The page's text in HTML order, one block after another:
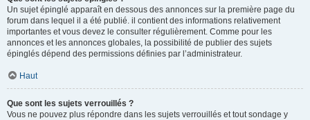
Un sujet épinglé apparaît en dessous des annonces sur la première page du
forum dans lequel il a été publié. il contient des informations relativement
importantes et vous devez le consulter régulièrement. Comme pour les
annonces et les annonces globales, la possibilité de publier des sujets
épinglés dépend des permissions définies par l’administrateur.
Haut
Que sont les sujets verrouillés ?
Vous ne pouvez plus répondre dans les sujets verrouillés et tout sondage y